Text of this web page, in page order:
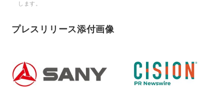
します。
プレスリリース添付画像